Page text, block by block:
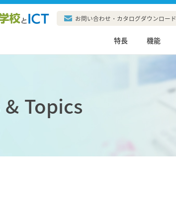
お問い合わせ・カタログダウンロード
特長 機能
Topics